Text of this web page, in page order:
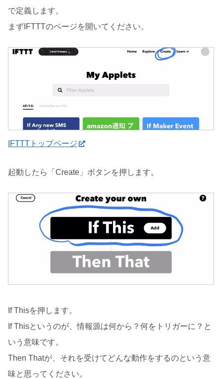
で定義します。
まずIFTTTのページを開いてください。
IFTTTトップページ
起動したら「Create」ボタンを押します。
If Thisを押します。
If Thisというのが、情報源は何から？何をトリガーに？と
いう意味です。
Then Thatが、それを受けてどんな動作をするのという意
味と思ってください。